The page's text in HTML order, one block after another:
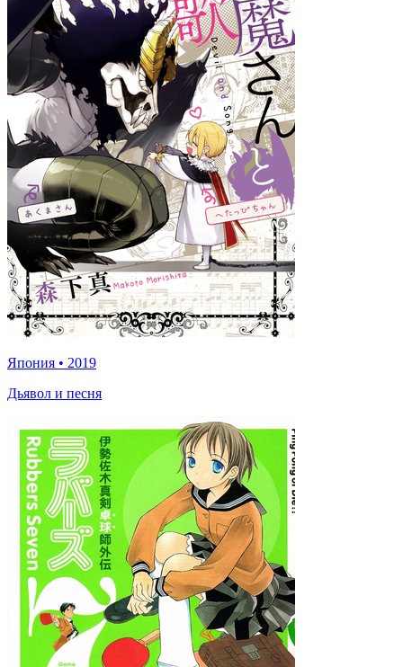
Япония • 2019
Дьявол и песня